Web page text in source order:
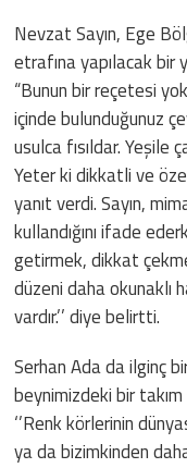
Nevzat Sayın, Ege
etrafına yapılacak bir
“Bunun bir reçetesi
içinde bulunduğunuz
usulca fısıldar. Yeşile
Yeter ki dikkatli ve
yanıt verdi. Sayın,
kullandığını ifade
getirmek, dikkat
düzeni daha okunaklı
vardır.’’ diye belirtti.
Serhan Ada da ilginç
beynimizdeki bir
‘’Renk körlerinin
ya da bizimkinden